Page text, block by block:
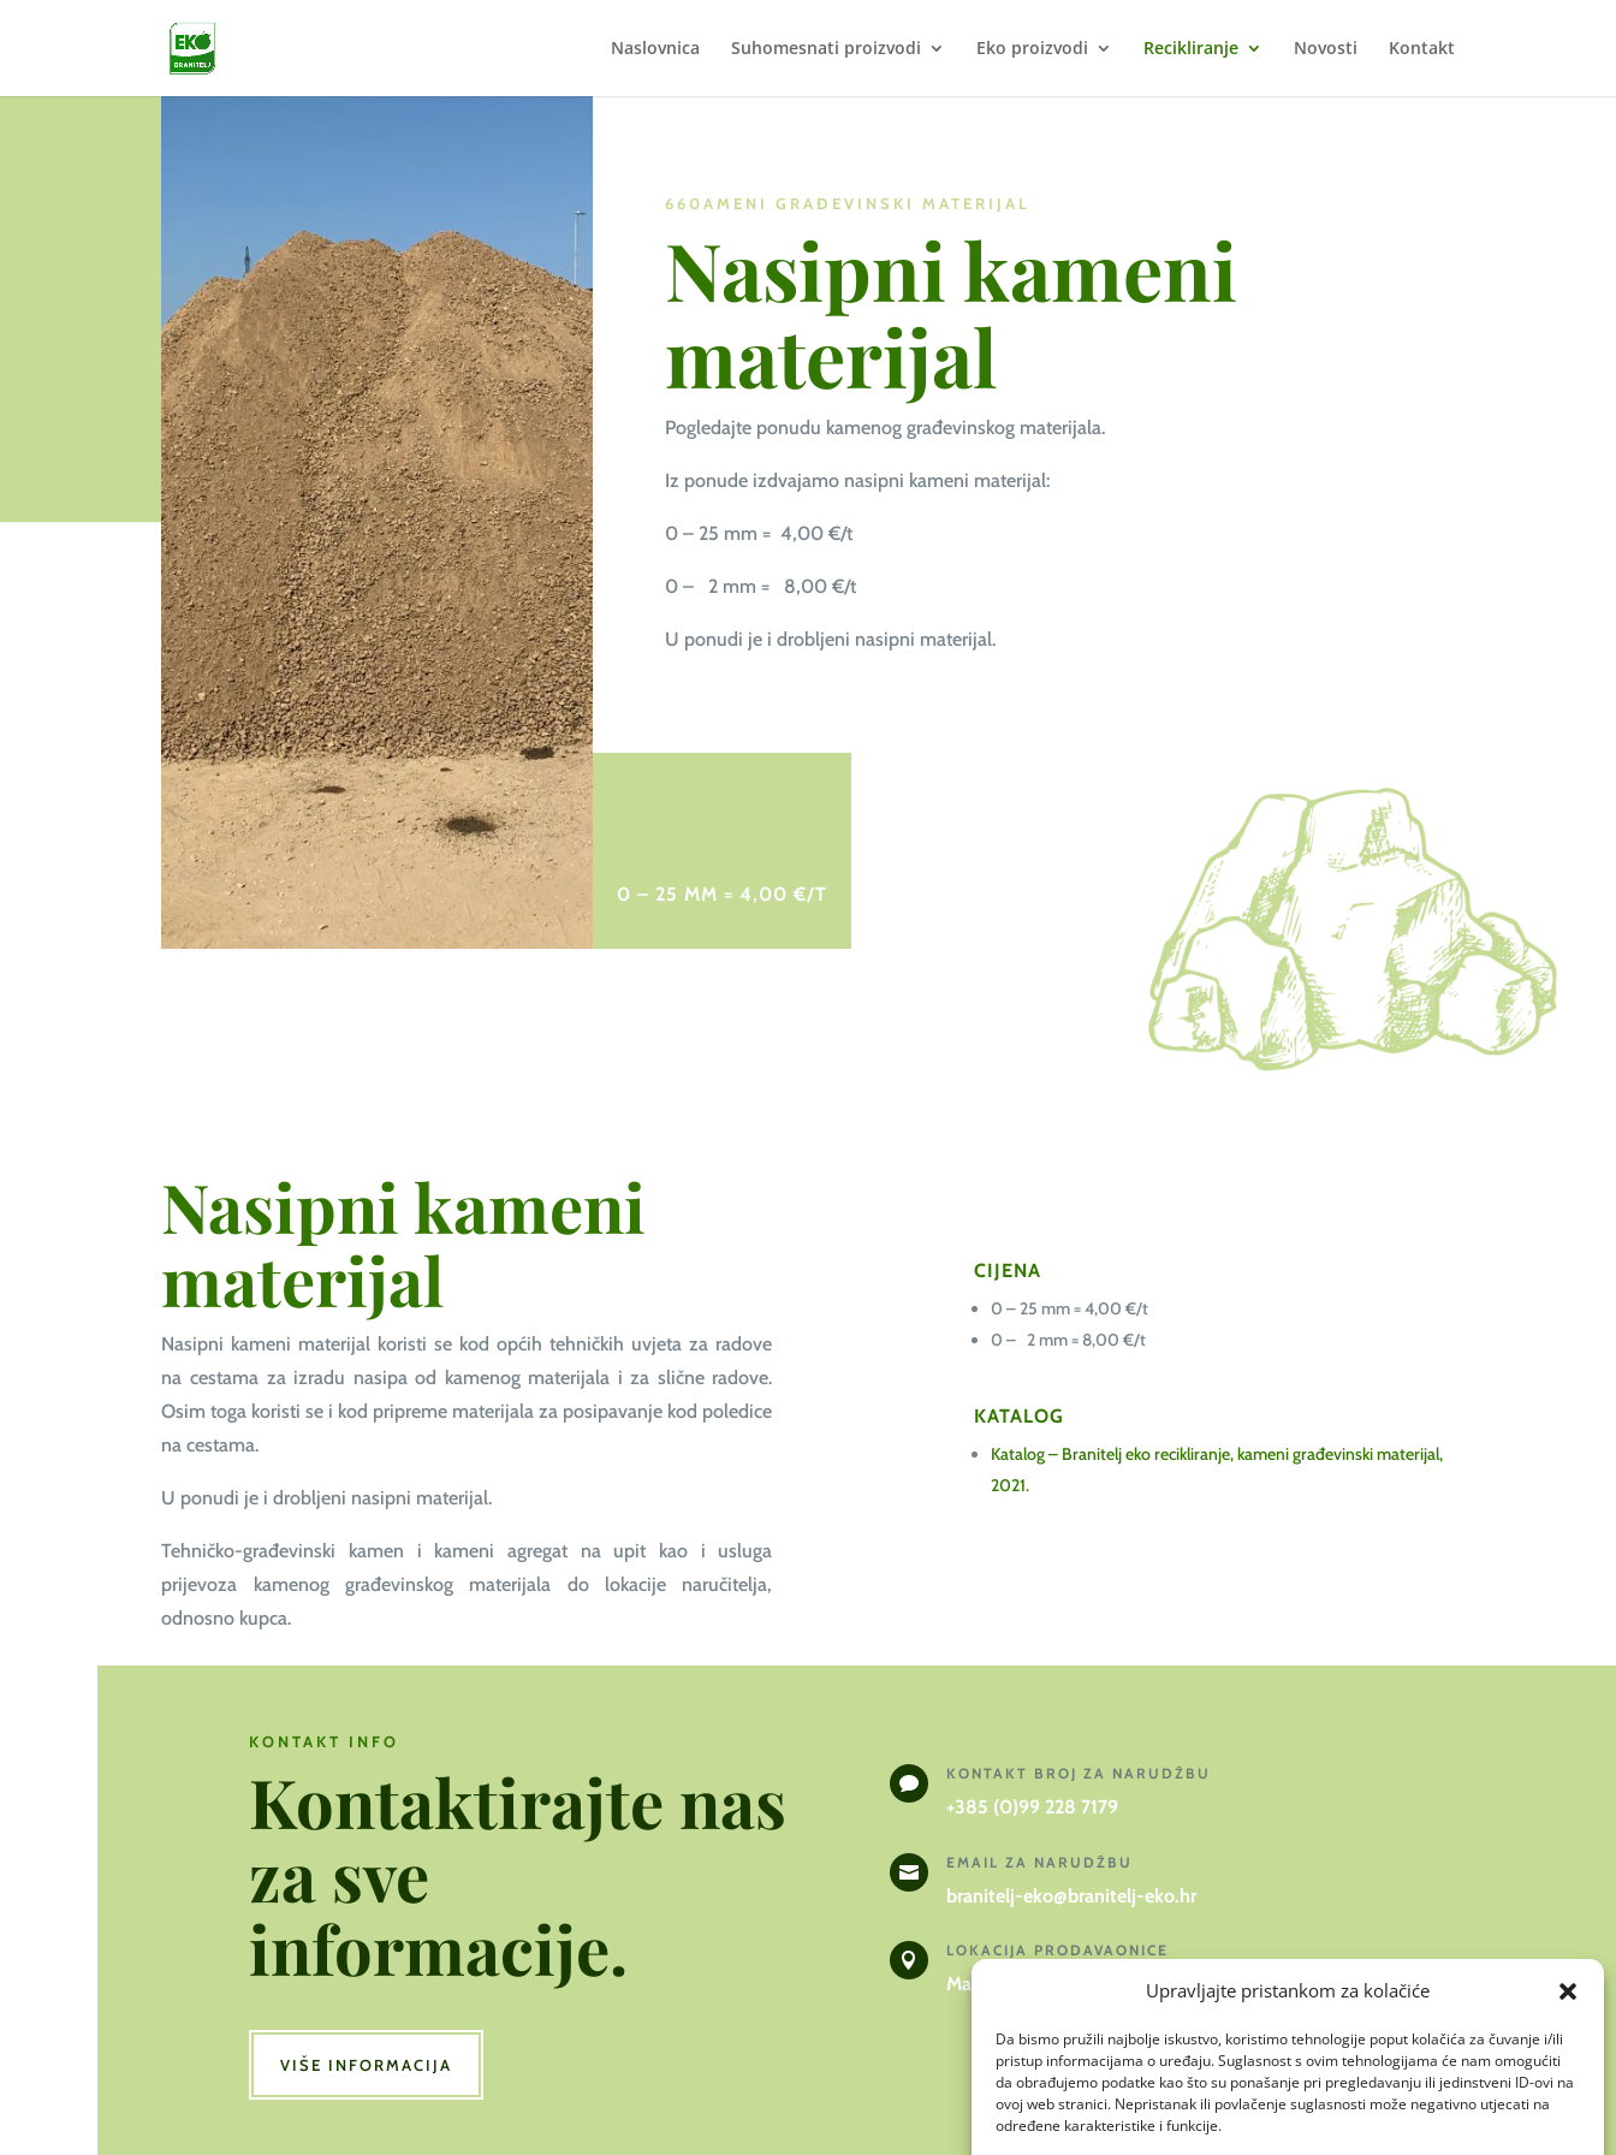
Upravljajte pristankom za kolačiće
Da bismo pružili najbolje iskustvo, koristimo tehnologije poput kolačića za čuvanje i/ili
pristup informacijama o uređaju. Suglasnost s ovim tehnologijama će nam omogućiti
da obrađujemo podatke kao što su ponašanje pri pregledavanju ili jedinstveni ID-ovi na
ovoj web stranici. Nepristanak ili povlačenje suglasnosti može negativno utjecati na
određene karakteristike i funkcije.
Naslovnica Suhomesnati proizvodi Eko proizvodi Recikliranje Novosti Kontakt
660AMENI GRAĐEVINSKI MATERIJAL
Nasipni kameni
materijal
Pogledajte ponudu kamenog građevinskog materijala.
Iz ponude izdvajamo nasipni kameni materijal:
0 – 25 mm = 4,00 €/t
0 – 2 mm = 8,00 €/t
U ponudi je i drobljeni nasipni materijal.
0 – 25 MM = 4,00 €/T
Nasipni kameni
materijal
Nasipni kameni materijal koristi se kod općih tehničkih uvjeta za radove
na cestama za izradu nasipa od kamenog materijala i za slične radove.
Osim toga koristi se i kod pripreme materijala za posipavanje kod poledice
na cestama.
U ponudi je i drobljeni nasipni materijal.
Tehničko-građevinski kamen i kameni agregat na upit kao i usluga
prijevoza kamenog građevinskog materijala do lokacije naručitelja,
odnosno kupca.
CIJENA
0 – 25 mm = 4,00 €/t
0 – 2 mm = 8,00 €/t
KATALOG
Katalog – Branitelj eko recikliranje, kameni građevinski materijal,
2021.
KONTAKT INFO
Kontaktirajte nas
za sve
informacije.
VIŠE INFORMACIJA

KONTAKT BROJ ZA NARUDŽBU
+385 (0)99 228 7179

EMAIL ZA NARUDŽBU
branitelj-eko@branitelj-eko.hr

LOKACIJA PRODAVAONICE
Makarska ulica 17, 31400 Đakovo, Hrvatska